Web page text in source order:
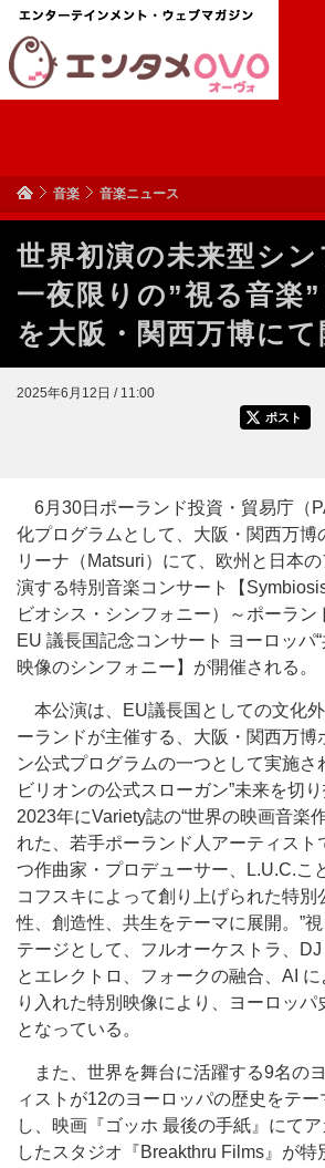
音楽 音楽ニュース
世界初演の未来型シン
一夜限りの”視る音楽
を大阪・関西万博にて
2025年6月12日 / 11:00
ポスト
6月30日ポーランド投資・貿易庁（
化プログラムとして、大阪・関西万博
リーナ（Matsuri）にて、欧州と日本
演する特別音楽コンサート【
ビオシス・シンフォニー）～ポーラン
EU 議長国記念コンサート ヨーロッパ
映像のシンフォニー】が開催される。
本公演は、EU議長国としての文化
ーランドが主催する、大阪・関西万博
ン公式プログラムの一つとして実施さ
ビリオンの公式スローガン”未来を切り
2023年にVariety誌の“世界の映画音楽
れた、若手ポーランド人アーティスト
つ作曲家・プロデューサー、L.U.C.こ
コフスキによって創り上げられた特別
性、創造性、共生をテーマに展開。”
テージとして、フルオーケストラ、
とエレクトロ、フォークの融合、AI
り入れた特別映像により、ヨーロッパ
となっている。
また、世界を舞台に活躍する9名の
ィストが12のヨーロッパの歴史をテ
し、映画『ゴッホ 最後の手紙』にて
したスタジオ『Breakthru Films』が